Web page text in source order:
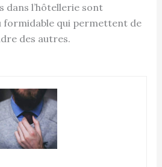
dans l’hôtellerie sont
qui permettent de
des autres.